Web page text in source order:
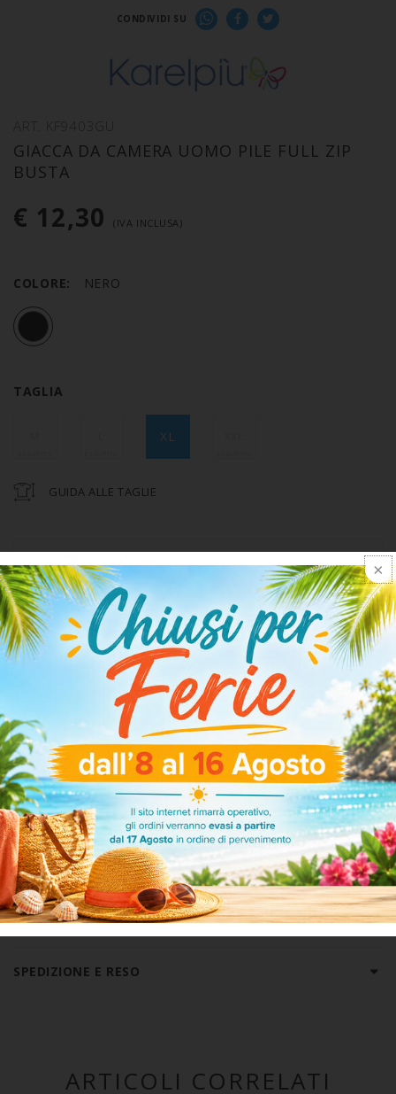
CONDIVIDI SU
GIACCA DA CAMERA UOMO PILE FULL ZIP
BUSTA
€ 12,30 (IVA INCLUSA)
COLORE: NERO
TAGLIA
XL
GUIDA ALLE TAGLIE
1
AGGIUNGI AL CARRELLO
PRONTA CONSEGNA IN 2/4 GIORNI
INFO PRODOTTO
Marchio:
KAREL
Tipologia:
GIACCA DA CAMERA UOMO PILE
Composizione:
POLIESTERE 100%
SPEDIZIONE E RESO
ARTICOLI CORRELATI